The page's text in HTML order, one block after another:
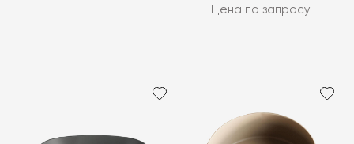
Цена по запросу